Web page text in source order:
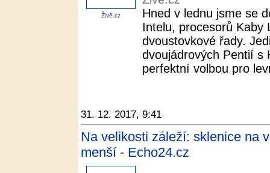
Živě.cz
Hned v lednu jsme se
Intelu, procesorů Kaby
dvoustovkové řady.
dvoujádrových Pentií s
perfektní volbou pro
31. 12. 2017, 9:41
Na velikosti záleží: sklenice na
menší - Echo24.cz